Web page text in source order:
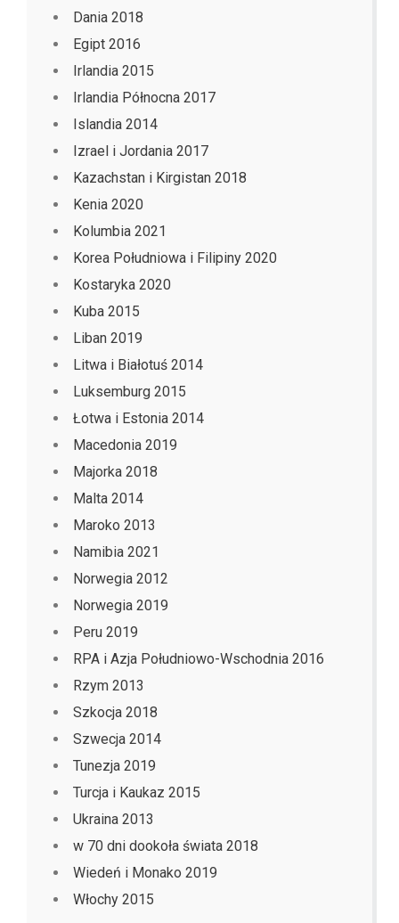
Dania 2018
Egipt 2016
Irlandia 2015
Irlandia Północna 2017
Islandia 2014
Izrael i Jordania 2017
Kazachstan i Kirgistan 2018
Kenia 2020
Kolumbia 2021
Korea Południowa i Filipiny 2020
Kostaryka 2020
Kuba 2015
Liban 2019
Litwa i Białotuś 2014
Luksemburg 2015
Łotwa i Estonia 2014
Macedonia 2019
Majorka 2018
Malta 2014
Maroko 2013
Namibia 2021
Norwegia 2012
Norwegia 2019
Peru 2019
RPA i Azja Południowo-Wschodnia 2016
Rzym 2013
Szkocja 2018
Szwecja 2014
Tunezja 2019
Turcja i Kaukaz 2015
Ukraina 2013
w 70 dni dookoła świata 2018
Wiedeń i Monako 2019
Włochy 2015